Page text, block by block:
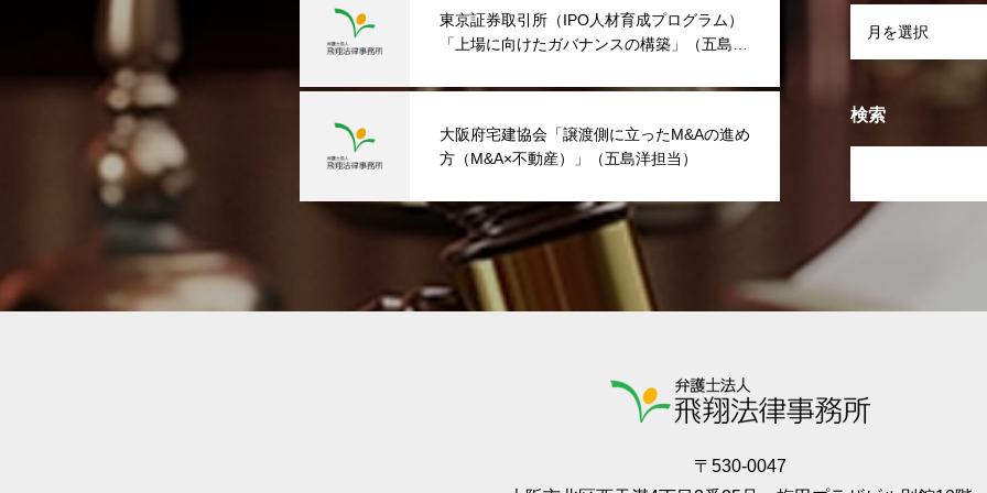
東京証券取引所（IPO人材育成プログラム）
「上場に向けたガバナンスの構築」（五島洋
大阪府宅建協会「譲渡側に立ったM&Aの進め
方（M&A×不動産）」（五島洋担当）
検索
〒530-0047